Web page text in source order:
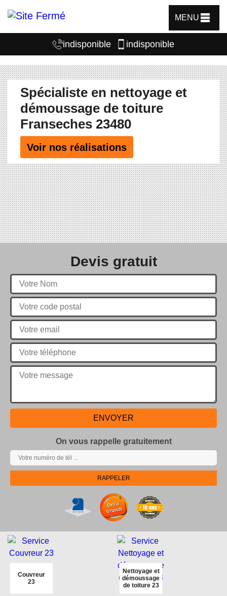
MENU
indisponible indisponible
Spécialiste en nettoyage et
démoussage de toiture
Franseches 23480
Voir nos réalisations
Devis gratuit
On vous rappelle gratuitement
Couvreur
23
Nettoyage et
démoussage
de toiture 23